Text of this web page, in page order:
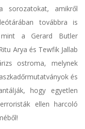
sorozatokat, amikről
továbbra is
mint a Gerard Butler
Arya és Tewfik Jallab
ostroma, melynek
és
hogy egyetlen
ellen harcoló